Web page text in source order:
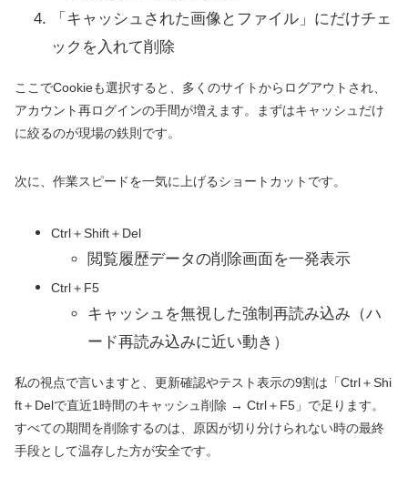
「キャッシュされた画像とファイル」にだけチェ
ックを入れて削除
ここでCookieも選択すると、多くのサイトからログアウトされ、
アカウント再ログインの手間が増えます。まずはキャッシュだけ
に絞るのが現場の鉄則です。
次に、作業スピードを一気に上げるショートカットです。
Ctrl＋Shift＋Del
閲覧履歴データの削除画面を一発表示
Ctrl＋F5
キャッシュを無視した強制再読み込み（ハ
ード再読み込みに近い動き）
私の視点で言いますと、更新確認やテスト表示の9割は「Ctrl＋Shi
ft＋Delで直近1時間のキャッシュ削除 → Ctrl＋F5」で足ります。
すべての期間を削除するのは、原因が切り分けられない時の最終
手段として温存した方が安全です。